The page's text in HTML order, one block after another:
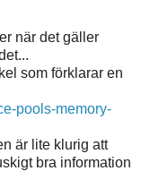
när det gäller
som förklarar en
pools-memory-
är lite klurig att
bra information